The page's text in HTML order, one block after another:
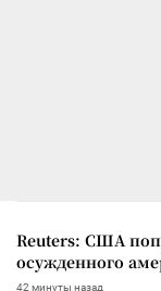
Reuters: США
осужденного
42 минуты назад